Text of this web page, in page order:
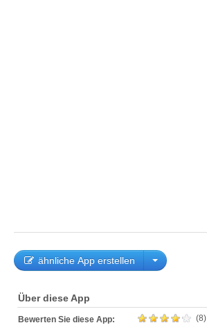
ähnliche App erstellen
Über diese App
Bewerten Sie diese App: (8)